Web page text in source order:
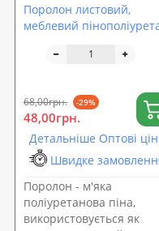
Поролон листовий,
меблевий
(sp-0033)
68,00грн. -29%
48,00грн.
Детальніше Оптові
Швидке
Поролон - м'яка
поліуретанова піна,
використовується як